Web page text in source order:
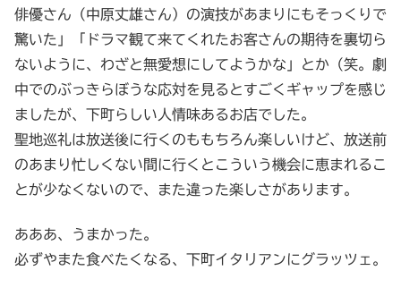
俳優さん（中原丈雄さん）の演技があまりにもそっくりで
驚いた」「ドラマ観て来てくれたお客さんの期待を裏切ら
ないように、わざと無愛想にしてようかな」とか（笑。劇
中でのぶっきらぼうな応対を見るとすごくギャップを感じ
ましたが、下町らしい人情味あるお店でした。
聖地巡礼は放送後に行くのももちろん楽しいけど、放送前
のあまり忙しくない間に行くとこういう機会に恵まれるこ
とが少なくないので、また違った楽しさがあります。
あああ、うまかった。
必ずやまた食べたくなる、下町イタリアンにグラッツェ。